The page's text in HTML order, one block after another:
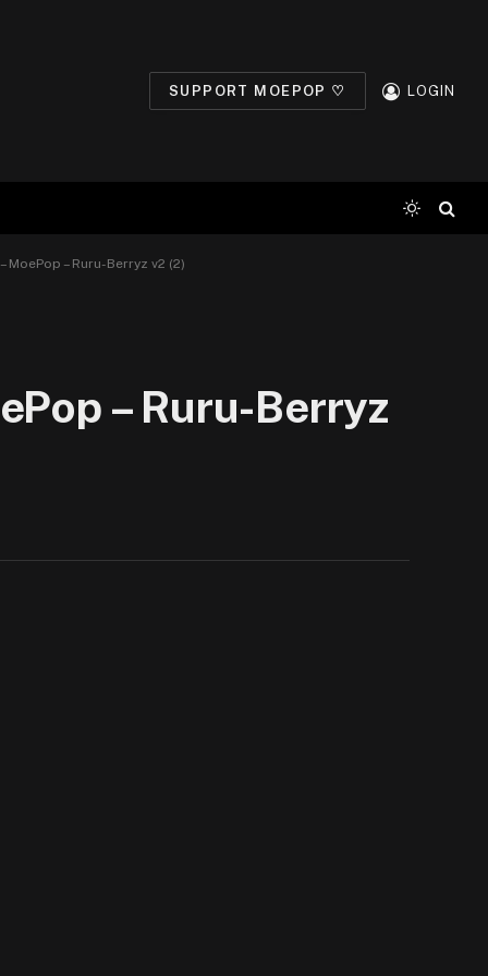
SUPPORT MOEPOP ♡ LOGIN
MoePop – Ruru-Berryz v2 (2)
– Ruru-Berryz